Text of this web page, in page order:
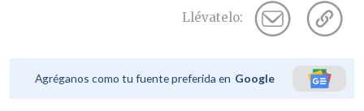
Llévatelo:
Agréganos como tu fuente preferida en Google